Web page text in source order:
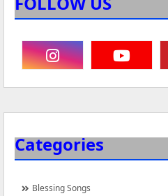
Categories
Blessing Songs